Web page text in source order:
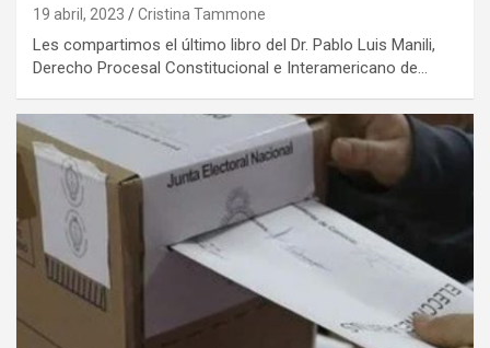
19 abril, 2023 Cristina Tammone
Les compartimos el último libro del Dr. Pablo Luis Manili,
Derecho Procesal Constitucional e Interamericano de…